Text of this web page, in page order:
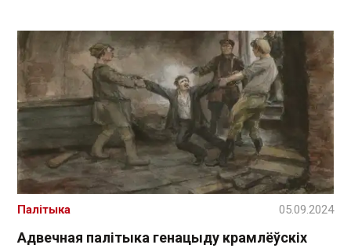
Адвечная палітыка генацыду крамлёўскіх
Палітыка 05.09.2024